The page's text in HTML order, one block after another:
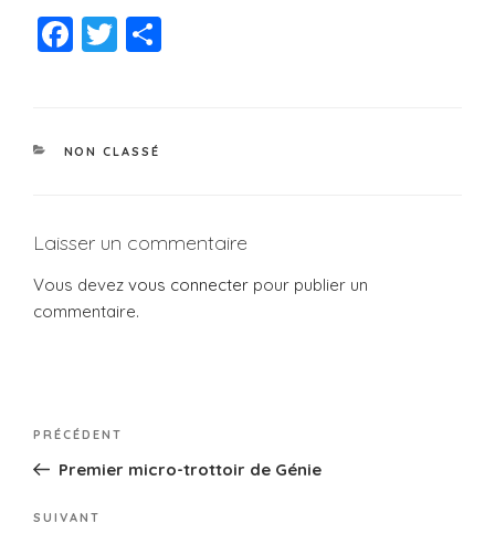
F
e
o
k
T
er
CATÉGORIES
NON CLASSÉ
Laisser un commentaire
Vous devez vous connecter pour publier un
commentaire.
Navigation
l’article
Article
précédent
PRÉCÉDENT
Premier micro-trottoir de Génie
Article
SUIVANT